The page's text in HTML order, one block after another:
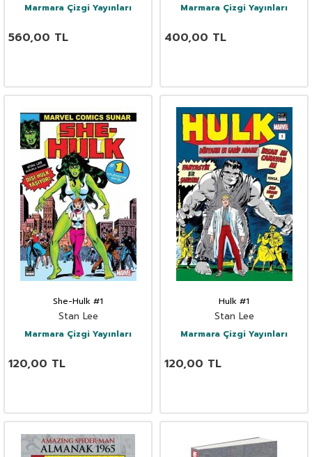
Marmara Çizgi Yayınları
560,00 TL
Marmara Çizgi Yayınları
400,00 TL
She-Hulk #1
Stan Lee
Marmara Çizgi Yayınları
120,00 TL
Hulk #1
Stan Lee
Marmara Çizgi Yayınları
120,00 TL